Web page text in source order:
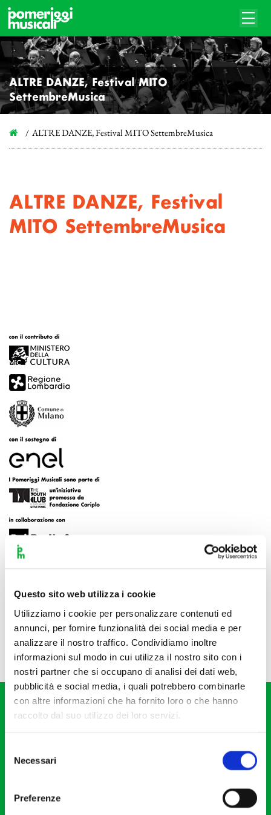
Questo sito web utilizza i cookie
Utilizziamo i cookie per personalizzare contenuti ed
annunci, per fornire funzionalità dei social media e per
analizzare il nostro traffico. Condividiamo inoltre
informazioni sul modo in cui utilizza il nostro sito con i
nostri partner che si occupano di analisi dei dati web,
pubblicità e social media, i quali potrebbero combinarle
con altre informazioni che ha fornito loro o che hanno
raccolto dal suo utilizzo dei loro servizi.
delNecessari
Preferenze
ALTRE DANZE, Festival MITO
SettembreMusica
ALTRE DANZE, Festival MITO SettembreMusica
ALTRE DANZE, Festival
MITO SettembreMusica
20121 Milano